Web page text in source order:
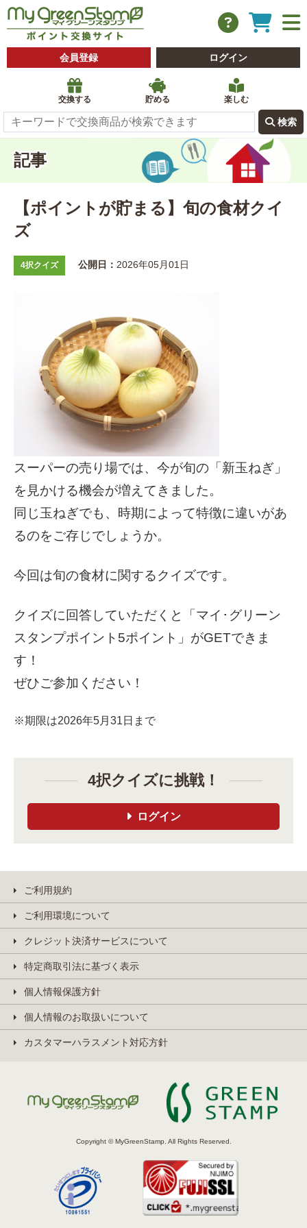
会員登録 ログイン
交換する 貯める 楽しむ
 検索
記事
【ポイントが貯まる】旬の食材クイ
ズ
4択クイズ 公開日： 2026年05月01日
スーパーの売り場では、今が旬の「新玉ねぎ」
を見かける機会が増えてきました。
同じ玉ねぎでも、時期によって特徴に違いがあ
るのをご存じでしょうか。
今回は旬の食材に関するクイズです。
クイズに回答していただくと「マイ･グリーン
スタンプポイント5ポイント」がGETできま
す！
ぜひご参加ください！
※期限は2026年5月31日まで
4択クイズに挑戦！
ログイン
ご利用規約
ご利用環境について
クレジット決済サービスについて
特定商取引法に基づく表示
個人情報保護方針
個人情報のお取扱いについて
カスタマーハラスメント対応方針
Copyright © MyGreenStamp. All Rights Reserved.